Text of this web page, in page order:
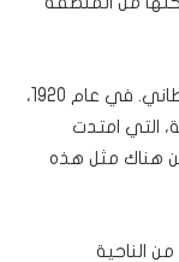
كيف حدث هذا هو دراسة حالة عن الغدر البريطاني. في عام 1920،
التي امتدت
تكن هناك مثل هذه
من الناحية